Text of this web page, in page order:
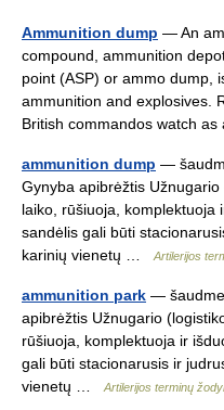
Ammunition dump — An
compound, ammunition
point (ASP) or ammo dump,
ammunition and explosives.
British commandos watch
ammunition dump —
Gynyba apibrėžtis
laiko, rūšiuoja, komplektuoja
sandėlis gali būti
karinių vienetų …
Artilerijos
ammunition park —
apibrėžtis Užnugario
rūšiuoja, komplektuoja ir
gali būti stacionarusis ir
vienetų …
Artilerijos terminų